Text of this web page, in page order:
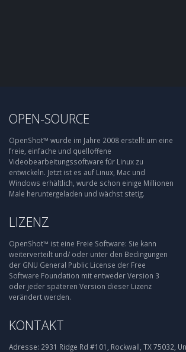
OPEN-SOURCE
OpenShot™ wurde im Jahre 2008 erstellt um eine
freie, einfache und quelloffene
Videobearbeitungssoftware für Linux zu
entwickeln. Jetzt ist es auf Linux, Mac und
Windows erhältlich, wurde schon einige Millionen
Male heruntergeladen und wächst stetig.
LIZENZ
OpenShot™ ist eine Freie Software: Sie kann
weiterverteilt und/ oder unter den Bedingungen
der GNU General Public License der Free
Software Foundation mit entweder Version 3
oder jeder späteren Version dieser Lizenz
verändert werden.
KONTAKT
Adresse: 2931 Ridge Rd #101, Rockwall, TX 75032,